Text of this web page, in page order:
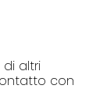
di altri
con